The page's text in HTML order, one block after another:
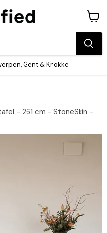
Gent & Knokke
- 261 cm - StoneSkin -